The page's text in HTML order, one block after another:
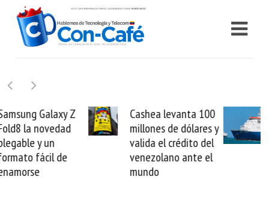
Cashea levanta 100
millones de dólares y
valida el crédito del
venezolano ante el
El buque Wave
Sentinel arranca la
reparación del
cable de Cirion